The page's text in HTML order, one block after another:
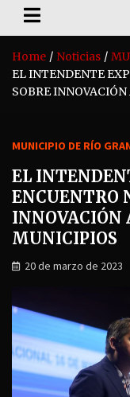
Home Noticias
EL INTENDENTE
SOBRE
MUNICIPIO DE RÍO
EL
ENCUENTRO
INNOVACIÓN
MUNICIPIOS
20 de marzo de 2023